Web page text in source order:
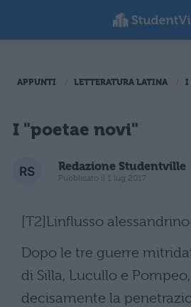
APPUNTI LETTERATURA LATINA I
I "poetae novi"
Redazione Studentville
Pubblicato il 1 lug 2017
[T2]Linflusso
Dopo le tre guerre
di Silla, Lucullo e
decisamente la